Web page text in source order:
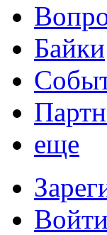
Байки
еще
Войти